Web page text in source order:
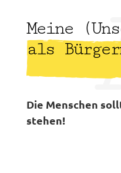
Meine
als
Die Menschen
stehen!